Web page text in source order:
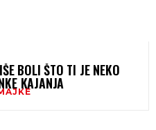
BOLI ŠTO TI JE NEKO
KAJANJA